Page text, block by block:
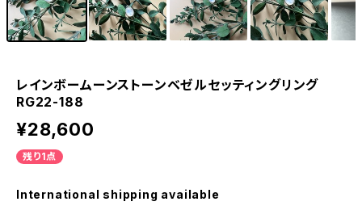
レインボームーンストーンベゼルセッティングリング
RG22-188
¥28,600
残り1点
International shipping available